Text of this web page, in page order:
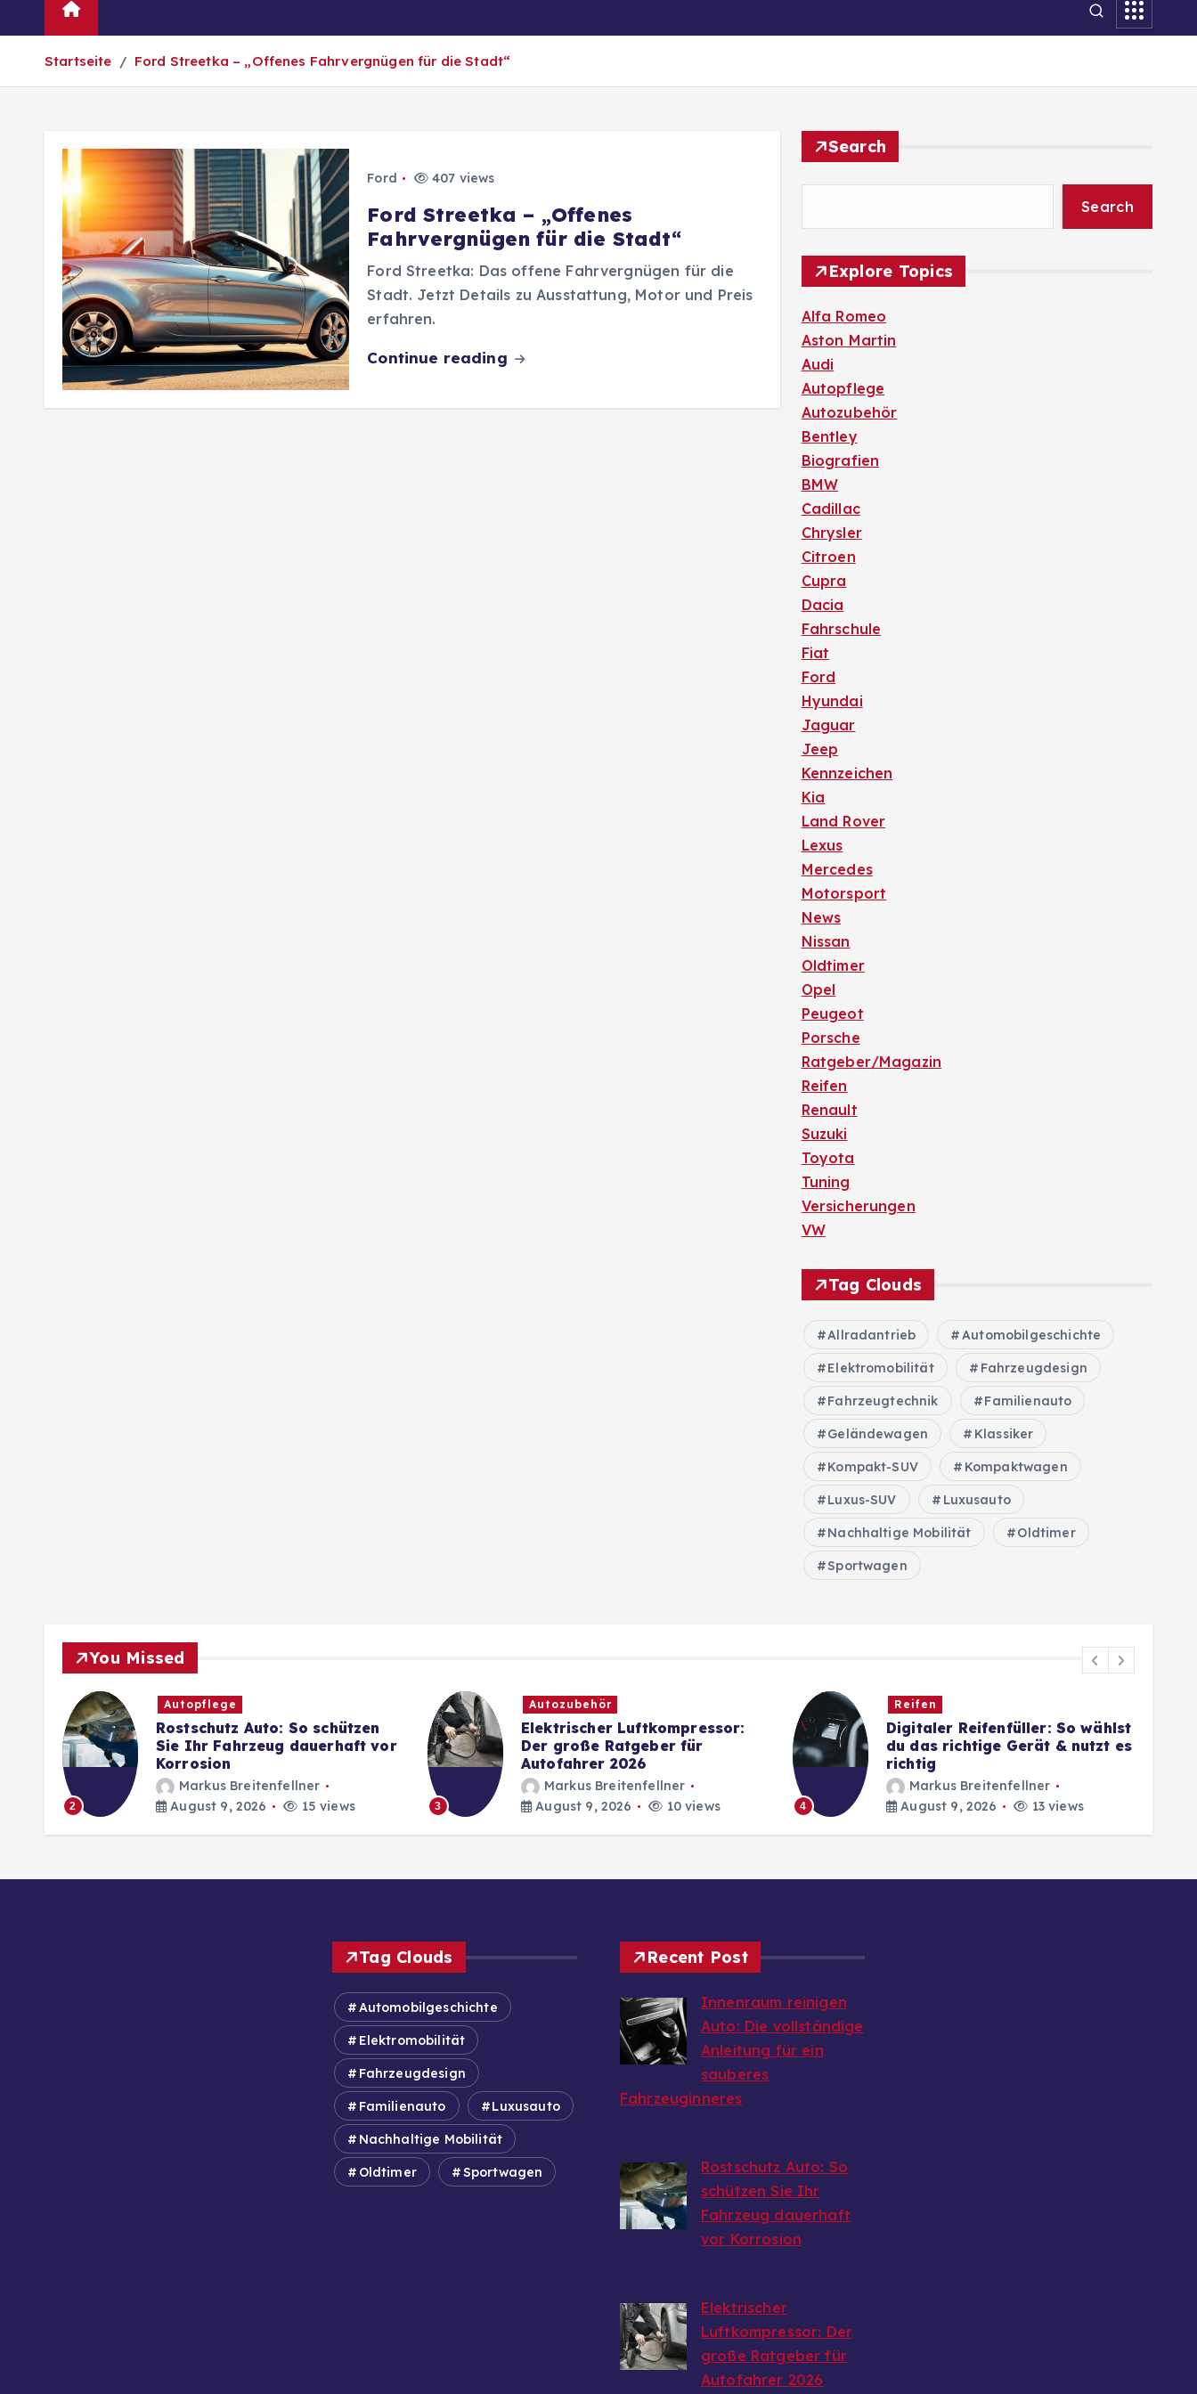
Startseite Ford Streetka – „Offenes Fahrvergnügen für die Stadt“
Ford 407 views
Ford Streetka – „Offenes
Fahrvergnügen für die Stadt“
Ford Streetka: Das offene Fahrvergnügen für die
Stadt. Jetzt Details zu Ausstattung, Motor und Preis
erfahren.
Continue reading
Search
Search
Explore Topics
Alfa Romeo
Aston Martin
Audi
Autopflege
Autozubehör
Bentley
Biografien
BMW
Cadillac
Chrysler
Citroen
Cupra
Dacia
Fahrschule
Fiat
Ford
Hyundai
Jaguar
Jeep
Kennzeichen
Kia
Land Rover
Lexus
Mercedes
Motorsport
News
Nissan
Oldtimer
Opel
Peugeot
Porsche
Ratgeber/Magazin
Reifen
Renault
Suzuki
Toyota
Tuning
Versicherungen
VW
Tag Clouds
Allradantrieb Automobilgeschichte
Elektromobilität Fahrzeugdesign
Fahrzeugtechnik Familienauto
Geländewagen Klassiker
Kompakt-SUV Kompaktwagen
Luxus-SUV Luxusauto
Nachhaltige Mobilität Oldtimer
Sportwagen
You Missed
2
Autopflege
Rostschutz Auto: So schützen
Sie Ihr Fahrzeug dauerhaft vor
Korrosion
Markus Breitenfellner
August 9, 2026
15 views 3
Autozubehör
Elektrischer Luftkompressor:
Der große Ratgeber für
Autofahrer 2026
Markus Breitenfellner
August 9, 2026
10 views 4
Reifen
Digitaler Reifenfüller: So wählst
du das richtige Gerät & nutzt es
richtig
Markus Breitenfellner
August 9, 2026
13 views
Tag Clouds
Automobilgeschichte
Elektromobilität
Fahrzeugdesign
Familienauto Luxusauto
Nachhaltige Mobilität
Oldtimer Sportwagen
Recent Post
Innenraum reinigen
Auto: Die vollständige
Anleitung für ein
sauberes
Fahrzeuginneres
Rostschutz Auto: So
schützen Sie Ihr
Fahrzeug dauerhaft
vor Korrosion
Elektrischer
Luftkompressor: Der
große Ratgeber für
Autofahrer 2026